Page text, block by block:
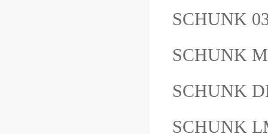
SCHUNK
SCHUNK
SCHUNK
SCHUNK